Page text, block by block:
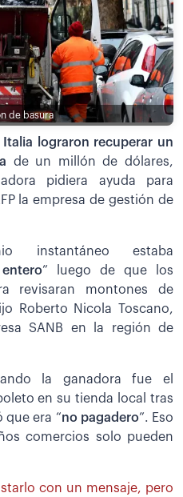
de basura
Italia lograron recuperar un
de un millón de dólares,
pidiera ayuda para
la empresa de gestión de
instantáneo estaba
” luego de que los
revisaran montones de
Roberto Nicola Toscano,
SANB en la región de
la ganadora fue el
en su tienda local tras
que era “no pagadero”. Eso
comercios solo pueden
con un mensaje, pero